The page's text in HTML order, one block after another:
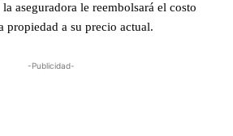
aseguradora le reembolsará el costo
propiedad a su precio actual.
-Publicidad-